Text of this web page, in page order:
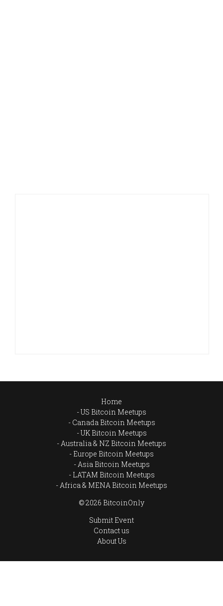
Home
US Bitcoin Meetups
Canada Bitcoin Meetups
UK Bitcoin Meetups
Australia & NZ Bitcoin Meetups
Europe Bitcoin Meetups
Asia Bitcoin Meetups
LATAM Bitcoin Meetups
Africa & MENA Bitcoin Meetups
© 2026 BitcoinOnly
Submit Event
Contact us
About Us